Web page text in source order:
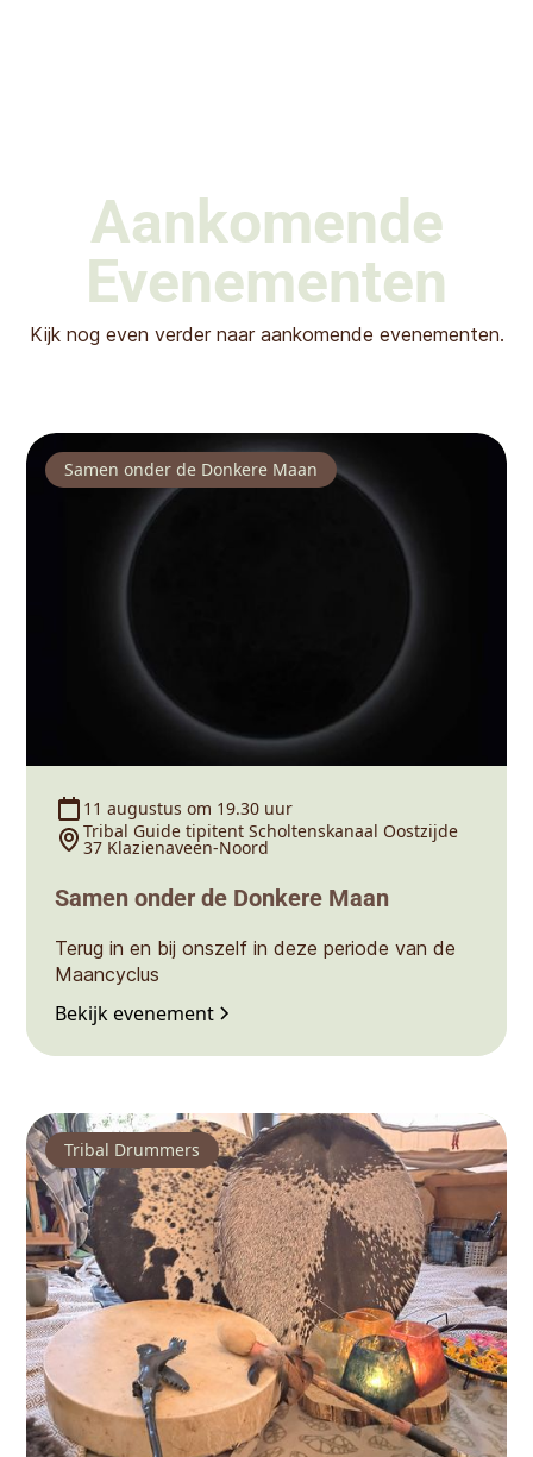
Aankomende
Evenementen
Kijk nog even verder naar aankomende evenementen.
Samen onder de Donkere Maan
11 augustus om 19.30 uur
Tribal Guide tipitent Scholtenskanaal Oostzijde
37 Klazienaveen-Noord
Samen onder de Donkere Maan
Terug in en bij onszelf in deze periode van de
Maancyclus
Bekijk evenement
Tribal Drummers